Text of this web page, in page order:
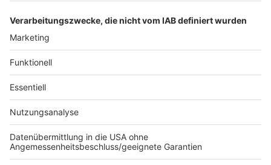
Anzeige
Anzeige